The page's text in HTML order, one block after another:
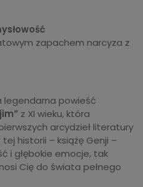
zapachem narcyza z
legendarna powieść
z XI wieku, która
arcydzieł literatury
historii – książę Genji –
i głębokie emocje, tak
Cię do świata pełnego